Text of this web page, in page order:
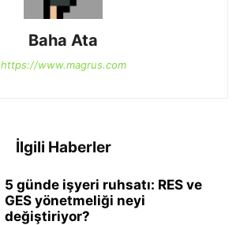
Baha Ata
https://www.magrus.com
İlgili Haberler
5 günde işyeri ruhsatı: RES ve
GES yönetmeliği neyi
değiştiriyor?